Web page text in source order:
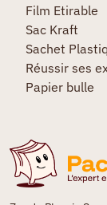
Film Etirable
Sac Kraft
Sachet
Réussir ses
Papier bulle